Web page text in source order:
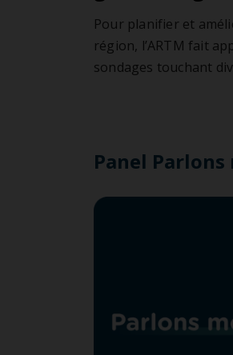
Mobilité inclusive
Pour planifier et
région, l’ARTM fait
sondages touchant
Panel